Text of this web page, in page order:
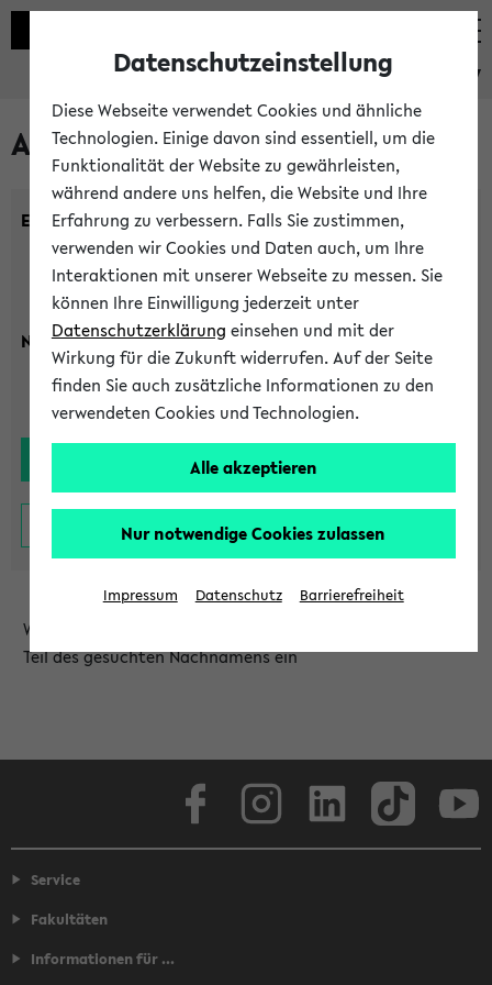
eKVV
Alle Lehrenden
Einrichtung:
Nachname:
Wählen Sie die Einrichtung aus und/oder geben Sie einen
Teil des gesuchten Nachnamens ein
Service
Fakultäten
Informationen für ...
Datenschutzeinstellung
Diese Webseite verwendet Cookies und ähnliche
Technologien. Einige davon sind essentiell, um die
Funktionalität der Website zu gewährleisten,
während andere uns helfen, die Website und Ihre
Erfahrung zu verbessern. Falls Sie zustimmen,
verwenden wir Cookies und Daten auch, um Ihre
Interaktionen mit unserer Webseite zu messen. Sie
können Ihre Einwilligung jederzeit unter
Datenschutzerklärung einsehen und mit der
Wirkung für die Zukunft widerrufen. Auf der Seite
finden Sie auch zusätzliche Informationen zu den
verwendeten Cookies und Technologien.
Alle akzeptieren
Nur notwendige Cookies zulassen
Impressum Datenschutz Barrierefreiheit